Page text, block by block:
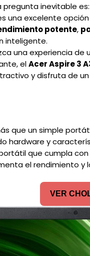
inevitable
una excelente
potente,
inteligente.
una experiencia
elAcer Aspire 3
y disfruta de
que un simple
hardware y
que cumpla
el rendimiento y
VER